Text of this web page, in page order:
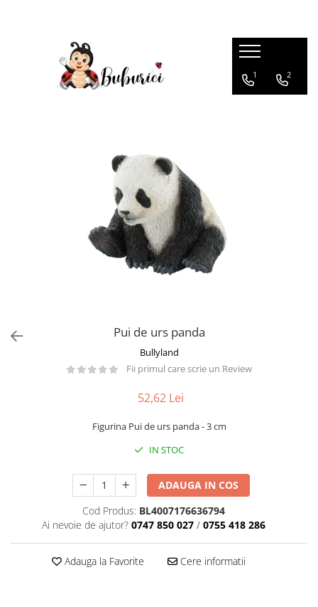
Mașinuțe
1 2
Pui de urs panda
Bullyland
Fii primul care scrie un Review
52,62 Lei
Figurina Pui de urs panda - 3 cm
IN STOC
ADAUGA IN COS
Cod Produs: BL4007176636794
Ai nevoie de ajutor? 0747 850 027 / 0755 418 286
Adauga la Favorite Cere informatii